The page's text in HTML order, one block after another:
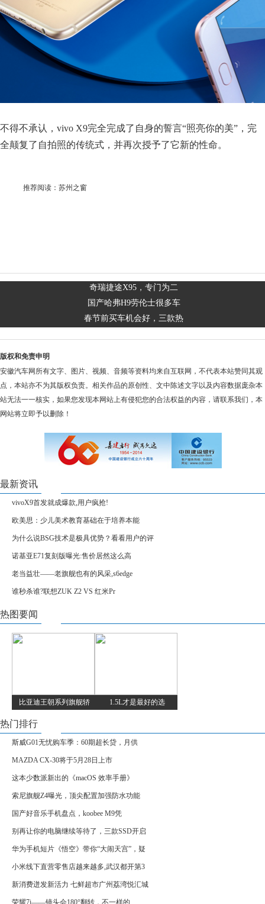
不得不承认，vivo X9完全完成了自身的誓言“照亮你的美”，完
全颠复了自拍照的传统式，并再次授予了它新的性命。
推荐阅读： 苏州之窗
奇瑞捷途X95，专门为二
国产哈弗H9劳伦士很多车
春节前买车机会好，三款热
版权和免责申明
安徽汽车网所有文字、图片、视频、音频等资料均来自互联网，不代表本站赞同其观
点，本站亦不为其版权负责。相关作品的原创性、文中陈述文字以及内容数据庞杂本
站无法一一核实，如果您发现本网站上有侵犯您的合法权益的内容，请联系我们，本
网站将立即予以删除！
最新资讯
vivoX9首发就成爆款,用户疯抢!
欧美思：少儿美术教育基础在于培养本能
为什么说BSG技术是极具优势？看看用户的评
诺基亚E71复刻版曝光:售价居然这么高
老当益壮——老旗舰也有的风采,s6edge
谁秒杀谁?联想ZUK Z2 VS 红米Pr
热图要闻
比亚迪王朝系列旗舰轿 1.5L才是最好的选
热门排行
斯威G01无忧购车季：60期超长贷，月供
MAZDA CX-30将于5月28日上市
这本少数派新出的《macOS 效率手册》
索尼旗舰Z4曝光，顶尖配置加强防水功能
国产好音乐手机盘点，koobee M9凭
别再让你的电脑继续等待了，三款SSD开启
华为手机短片《悟空》带你“大闹天宫”，疑
小米线下直营零售店越来越多,武汉都开第3
新消费迸发新活力 七鲜超市广州荔湾悦汇城
荣耀7i——镜头会180°翻转，不一样的